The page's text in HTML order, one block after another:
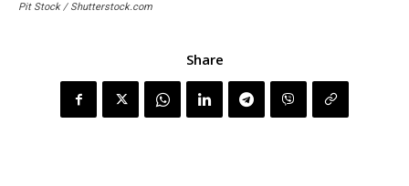
Pit Stock / Shutterstock.com
Share